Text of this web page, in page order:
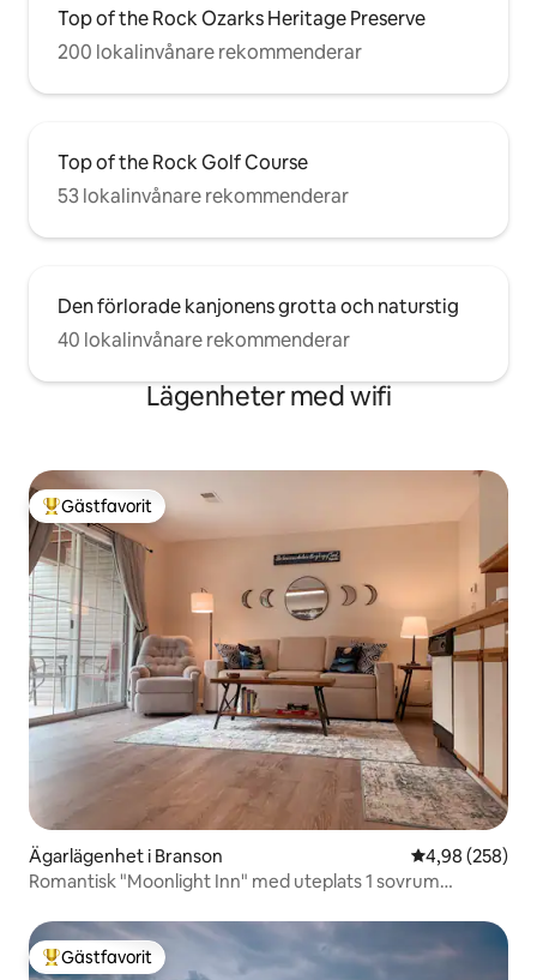
Top of the Rock Ozarks Heritage Preserve
200 lokalinvånare rekommenderar
Top of the Rock Golf Course
53 lokalinvånare rekommenderar
Den förlorade kanjonens grotta och naturstig
40 lokalinvånare rekommenderar
Lägenheter med wifi
Populär gästfavorit
Gästfavorit
Ägarlägenhet i Branson 4,98 av 5 i
4,98 (258)
Romantisk "Moonlight Inn" med uteplats 1 sovrum
Populär gästfavorit
Gästfavorit